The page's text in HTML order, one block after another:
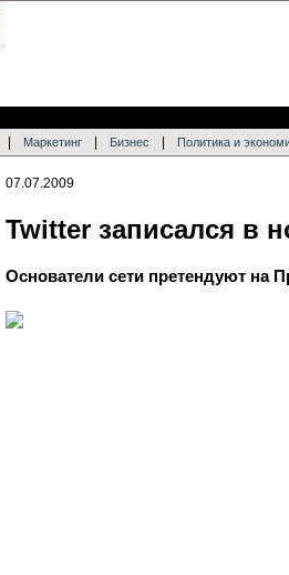
Маркетинг Бизнес Политика и
07.07.2009
Twitter записался в
Основатели сети претендуют на